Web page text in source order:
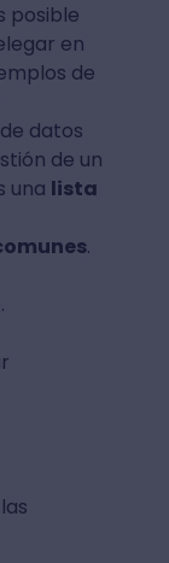
posible
en
de
datos
de un
una lista
.